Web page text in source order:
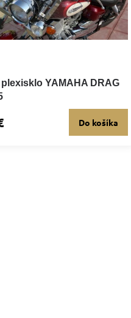
YAMAHA DRAG
Do košíka